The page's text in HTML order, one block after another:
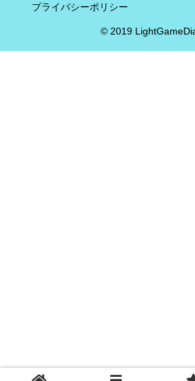
プライバシーポリシー
© 2019